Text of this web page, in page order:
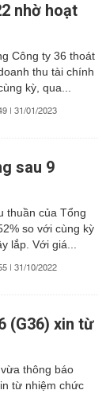
nhờ hoạt
Công ty 36 thoát
thu tài chính
kỳ, qua...
| 31/01/2023
sau 9
thuần của Tổng
so với cùng kỳ
lắp. Với giá...
| 31/10/2022
(G36) xin từ
thông báo
từ nhiệm chức